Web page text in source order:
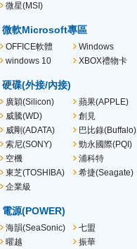
微星(MSI)
微軟Microsoft專區
OFFICE軟體
Windows
Server
windows 10 XBOX禮物卡
硬碟(外接/內接)
廣穎(Silicon)
蘋果(APPLE)
威騰(WD)
創見
(TRANSCEND )
威剛(ADATA)
巴比錄(Buffalo)
索尼(SONY)
勁永國際(PQI)
空機
浦科特
(PLEXTOR)
東芝(TOSHIBA)
希捷(Seagate)
企業級
電源(POWER)
海韻(SeaSonic)
七盟
(Seventeam)
曜越
振華